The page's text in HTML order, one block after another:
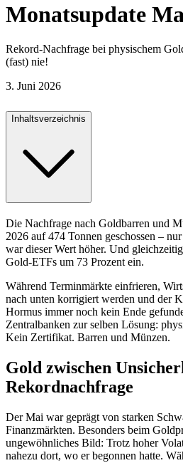
Monatsupdate
Rekord-Nachfrage bei physischem
(fast) nie!
3. Juni 2026
Inhaltsverzeichnis
Die Nachfrage nach Goldbarren und
2026 auf 474 Tonnen geschossen –
war dieser Wert höher. Und
Gold-ETFs um 73 Prozent ein.
Während Terminmärkte einfrieren,
nach unten korrigiert werden und der
Hormus immer noch kein Ende
Zentralbanken zur selben Lösung:
Kein Zertifikat. Barren und Münzen.
Gold zwischen
Rekordnachfrage
Der Mai war geprägt von starken
Finanzmärkten. Besonders beim
ungewöhnliches Bild: Trotz hoher
nahezu dort, wo er begonnen hatte.